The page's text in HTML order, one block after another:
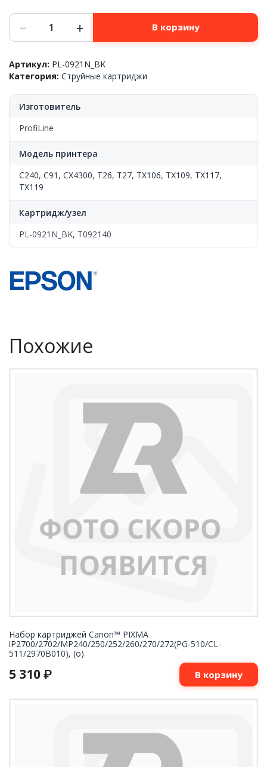
Количество
товара
Картридж
Stylus
T26/T27/C91/TX106/TX117/TX119/C240/CX4300(T092140/PL-
Black,
− + В корзину
Артикул: PL-0921N_BK
Категория: Струйные картриджи
Изготовитель
ProfiLine
Модель принтера
C240, C91 , CX4300, T26, T27, TX106, TX109, TX117,
TX119
Картридж/узел
PL-0921N_BK, T092140
Похожие
Набор картриджей Canon™ PIXMA
iP2700/2702/MP240/250/252/260/270/272(PG-510/CL-
511/2970B010), (o)
5 310 ₽ В корзину